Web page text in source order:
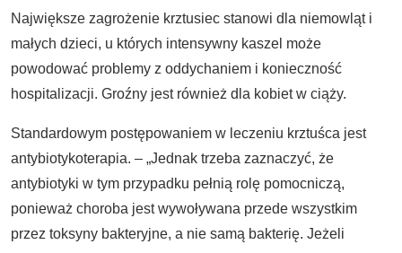
Największe zagrożenie krztusiec stanowi dla niemowląt i
małych dzieci, u których intensywny kaszel może
powodować problemy z oddychaniem i konieczność
hospitalizacji. Groźny jest również dla kobiet w ciąży.
Standardowym postępowaniem w leczeniu krztuśca jest
antybiotykoterapia. – „Jednak trzeba zaznaczyć, że
antybiotyki w tym przypadku pełnią rolę pomocniczą,
ponieważ choroba jest wywoływana przede wszystkim
przez toksyny bakteryjne, a nie samą bakterię. Jeżeli